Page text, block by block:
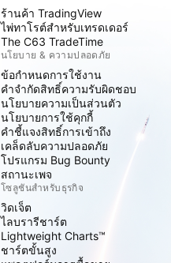
ร้านค้า TradingView
ไพ่ทาโรต์สำหรับเทรดเดอร์
The C63 TradeTime
นโยบาย & ความปลอดภัย
ข้อกำหนดการใช้งาน
คำจำกัดสิทธิ์ความรับผิดชอบ
นโยบายความเป็นส่วนตัว
นโยบายการใช้คุกกี้
คำชี้แจงสิทธิ์การเข้าถึง
เคล็ดลับความปลอดภัย
โปรแกรม Bug Bounty
สถานะเพจ
โซลูชันสำหรับธุรกิจ
วิดเจ็ต
ไลบรารีชาร์ต
Lightweight Charts™
ชาร์ตขั้นสูง